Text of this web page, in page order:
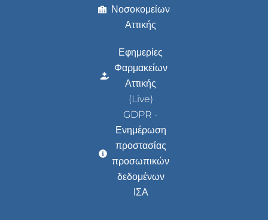
Νοσοκομείων
Αττικής
Εφημερίες
Φαρμακείων
Αττικής
(Live)
GDPR -
Ενημέρωση
προστασίας
προσωπικών
δεδομένων
ΙΣΑ